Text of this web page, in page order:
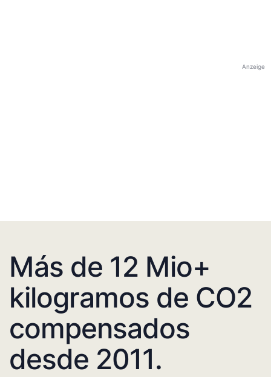
Anzeige
Más de 12 Mio+
kilogramos de CO2
compensados
desde 2011.